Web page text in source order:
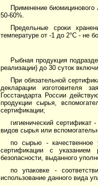
Применение
50-60%.
Предельные сроки
температуре от -1 до 2°С - не
Рыбная продукция
реализации) до 30 суток
При обязательной
декларации изготовителя
Госстандарта России
продукции сырья,
сертификации;
гигиенический
видов сырья или
по сырью - качественное
сертификации с указанием
безопасности, выданного
по упаковке -
использование данного вида